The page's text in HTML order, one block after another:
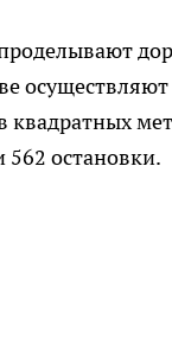
562 остановки.